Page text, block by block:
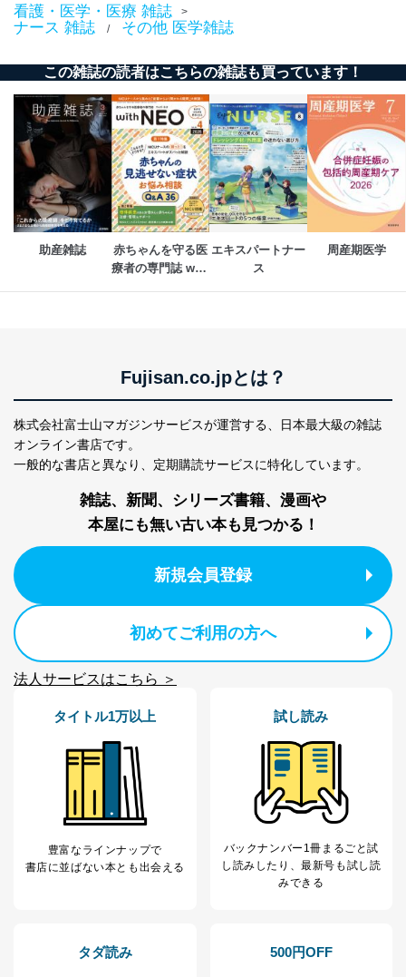
No
個人情報の種類
1
当社の定期購読サ
ービス等をご利用
の方の個人情報
購入商品の配送のため
ｅメール等による商品、サービ
のため
個人が特定できない形で取得した
閲覧履歴や購買履歴等の情報を分
析して、趣味・嗜好に
応じた新商品・サービスに関する
広告のため
2
当社にお問合わせ
いただいた方の個
人情報
お問い合わせ対応、トラブル対
処、オペレーター教育など応対品
質向上のため
カスタマーQ＆Aサイトの投稿内容
るご案内のため
採用応募者の方の
個人情報
5
当社の従業者の個
人情報
パートナー（提携
企業）からの委託
により当社の
定期購読サービス
購入商品配送のため
提携企業及びお客様がご購入され
た商品の発売元企業からのｅメー
ル等による商品、
トに登録された方
当社のサービス利用状況の把握お
処、オペレーター教育など応対品
質向上のため
その他当社のプライバシーポリシ
ー等にて公表する利用目的達成の
※上記の利用目的のうちNo.1～5については保有個人デ
開示等のご請求に対応させていただきます。
なお、6、7については、パートナー（提携企業）様又は
各SNS運営会社様にご請求いただきますようお願い致し
当社は、取得した個人情報を適切に管理し､あらかじめ
本人の同意を得ることなく第三者に提供することはあり
人の生命､身体または財産の保護のために必要がある
看護・医学・医療 雑誌 >
ナース 雑誌 / その他 医学雑誌
この雑誌の読者はこちらの雑誌も買っています！
助産雑誌
赤ちゃんを守る医
療者の専門誌 with
エキスパートナー
ス
周産期医学
Fujisan.co.jpとは？
株式会社富士山マガジンサービスが運営する、
日本最大級の雑誌
オンライン書店です。
一般的な書店と異なり、 定期購読サービスに特化しています。
雑誌、新聞、シリーズ書籍、漫画や
本屋にも無い古い本も見つかる！
新規会員登録
初めてご利用の方へ
法人サービスはこちら ＞
タイトル1万以上
豊富なラインナップで
書店に並ばない本とも出会える
試し読み
バックナンバー1冊まるごと試
し読み したり、最新号も試し読
みできる
タダ読み 500円OFF